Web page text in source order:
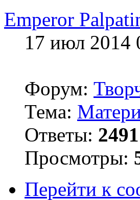
Emperor
17 июл 2014
Форум:
Тема:
Ответы: 2491
Просмотры:
Перейти к